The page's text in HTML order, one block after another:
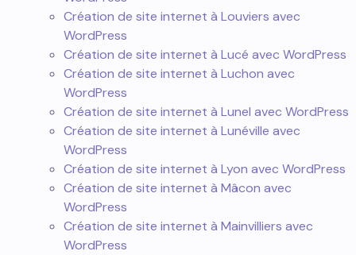
Création de site internet à Louviers avec
WordPress
Création de site internet à Lucé avec WordPress
Création de site internet à Luchon avec
WordPress
Création de site internet à Lunel avec WordPress
Création de site internet à Lunéville avec
WordPress
Création de site internet à Lyon avec WordPress
Création de site internet à Mâcon avec
WordPress
Création de site internet à Mainvilliers avec
WordPress